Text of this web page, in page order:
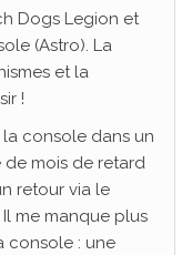
Dogs Legion et
(Astro). La
et la
!
console dans un
mois de retard
retour via le
me manque plus
console : une